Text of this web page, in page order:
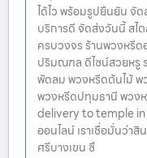
ได้ไว พร้อมรูปยืนยัน จั
บริการดี จัดส่งวันนี้ สไ
ครบวงจร ร้านพวงหรีด
ปริมณฑล ดีไซน์สวยหรู
พัดลม พวงหรีดต้นไม้ พ
พวงหรีดปทุมธานี พว
delivery to temple
ออนไลน์ เราเชื่อมั่นว่า
ศรีบางเขน ซึ